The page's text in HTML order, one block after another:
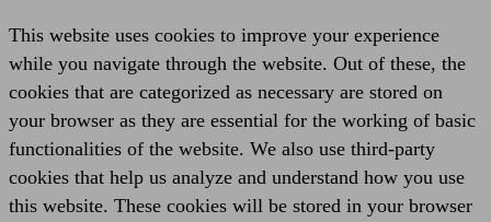
This website uses cookies to improve your experience
while you navigate through the website. Out of these, the
cookies that are categorized as necessary are stored on
your browser as they are essential for the working of basic
functionalities of the website. We also use third-party
cookies that help us analyze and understand how you use
this website. These cookies will be stored in your browser